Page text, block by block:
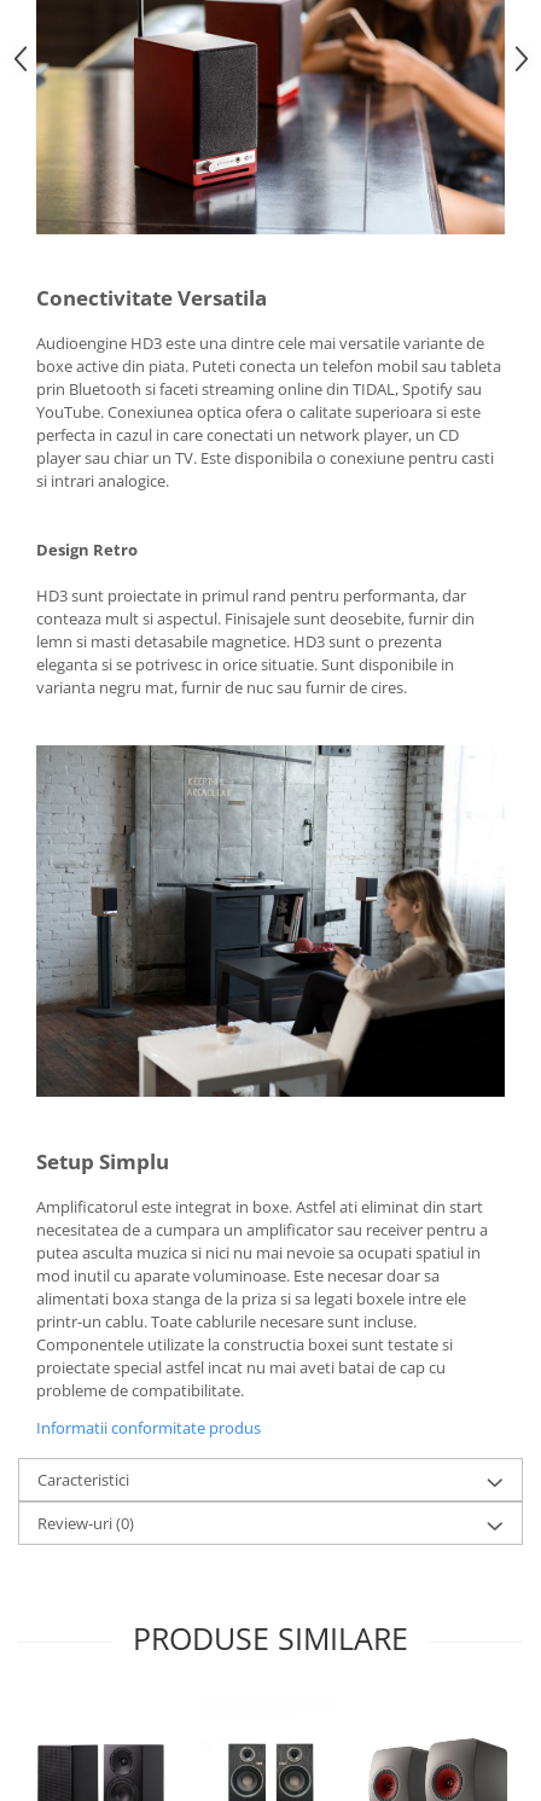
Conectivitate Versatila
Audioengine HD3 este una dintre cele mai versatile variante de
boxe active din piata. Puteti conecta un telefon mobil sau tableta
prin Bluetooth si faceti streaming online din TIDAL, Spotify sau
YouTube. Conexiunea optica ofera o calitate superioara si este
perfecta in cazul in care conectati un network player, un CD
player sau chiar un TV. Este disponibila o conexiune pentru casti
si intrari analogice.
Design Retro
HD3 sunt proiectate in primul rand pentru performanta, dar
conteaza mult si aspectul. Finisajele sunt deosebite, furnir din
lemn si masti detasabile magnetice. HD3 sunt o prezenta
eleganta si se potrivesc in orice situatie. Sunt disponibile in
varianta negru mat, furnir de nuc sau furnir de cires.
Setup Simplu
Amplificatorul este integrat in boxe. Astfel ati eliminat din start
necesitatea de a cumpara un amplificator sau receiver pentru a
putea asculta muzica si nici nu mai nevoie sa ocupati spatiul in
mod inutil cu aparate voluminoase. Este necesar doar sa
alimentati boxa stanga de la priza si sa legati boxele intre ele
printr-un cablu. Toate cablurile necesare sunt incluse.
Componentele utilizate la constructia boxei sunt testate si
proiectate special astfel incat nu mai aveti batai de cap cu
probleme de compatibilitate.
Informatii conformitate produs
Caracteristici
Review-uri(0)
PRODUSE SIMILARE